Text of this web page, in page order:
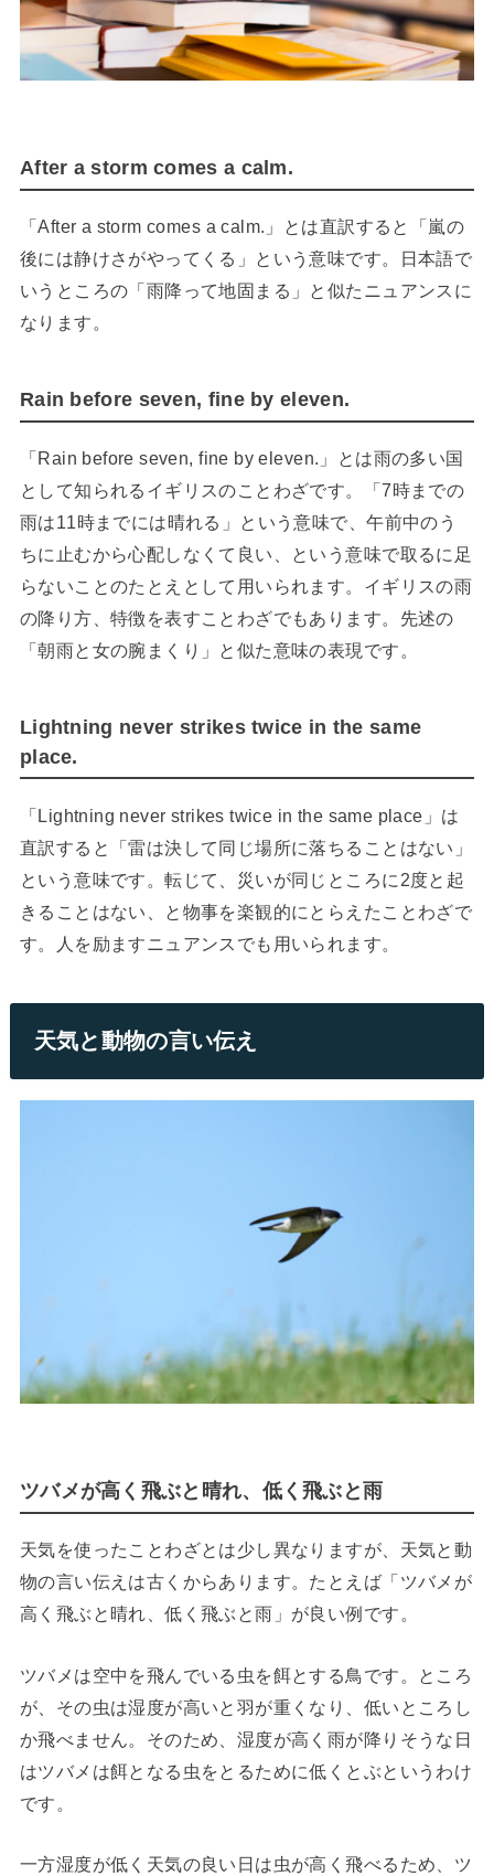
After a storm comes a calm.
「After a storm comes a calm.」とは直訳すると「嵐の
後には静けさがやってくる」という意味です。日本語で
いうところの「雨降って地固まる」と似たニュアンスに
なります。
Rain before seven, fine by eleven.
「Rain before seven, fine by eleven.」とは雨の多い国
として知られるイギリスのことわざです。「7時までの
雨は11時までには晴れる」という意味で、午前中のう
ちに止むから心配しなくて良い、という意味で取るに足
らないことのたとえとして用いられます。イギリスの雨
の降り方、特徴を表すことわざでもあります。先述の
「朝雨と女の腕まくり」と似た意味の表現です。
Lightning never strikes twice in the same
place.
「Lightning never strikes twice in the same place」は
直訳すると「雷は決して同じ場所に落ちることはない」
という意味です。転じて、災いが同じところに2度と起
きることはない、と物事を楽観的にとらえたことわざで
す。人を励ますニュアンスでも用いられます。
天気と動物の言い伝え
ツバメが高く飛ぶと晴れ、低く飛ぶと雨
天気を使ったことわざとは少し異なりますが、天気と動
物の言い伝えは古くからあります。たとえば「ツバメが
高く飛ぶと晴れ、低く飛ぶと雨」が良い例です。
ツバメは空中を飛んでいる虫を餌とする鳥です。ところ
が、その虫は湿度が高いと羽が重くなり、低いところし
か飛べません。そのため、湿度が高く雨が降りそうな日
はツバメは餌となる虫をとるために低くとぶというわけ
です。
一方湿度が低く天気の良い日は虫が高く飛べるため、ツ